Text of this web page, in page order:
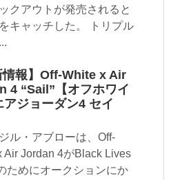
クアウトが発売されると
キャッチした。 トリプル
情報】Off-White x Air
4 “Sail”【オフホワイ
アジョーダン4 セイ
ル・アブローは、Off-
Air Jordan 4がBlack Lives
ためにオークションにか